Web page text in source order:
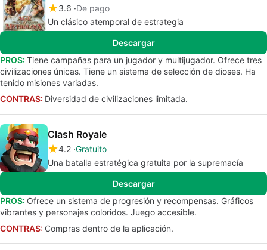
3.6 De pago
Un clásico atemporal de estrategia
Descargar
PROS: Tiene campañas para un jugador y multijugador. Ofrece tres
civilizaciones únicas. Tiene un sistema de selección de dioses. Ha
tenido misiones variadas.
CONTRAS: Diversidad de civilizaciones limitada.
Clash Royale
4.2 Gratuito
Una batalla estratégica gratuita por la supremacía
Descargar
PROS: Ofrece un sistema de progresión y recompensas. Gráficos
vibrantes y personajes coloridos. Juego accesible.
CONTRAS: Compras dentro de la aplicación.